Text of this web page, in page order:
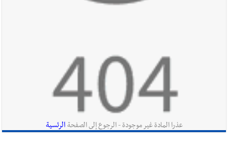
الجيش اللبناني : إصابة أحد العسكريين بجروح طفيفة
نتيجة استهداف إسرائيلي معادٍ لجرافة للجيش في بلدة المنصوري -
عذرا المادة غير موجودة - الرجوع إلى الصفحة الرئسية